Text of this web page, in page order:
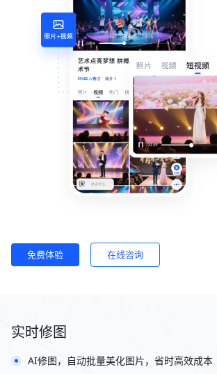
免费体验 在线咨询
实时修图
AI修图，自动批量美化图片，省时高效成本